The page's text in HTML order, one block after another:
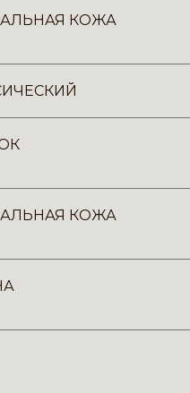
КОЖА
КОЖА